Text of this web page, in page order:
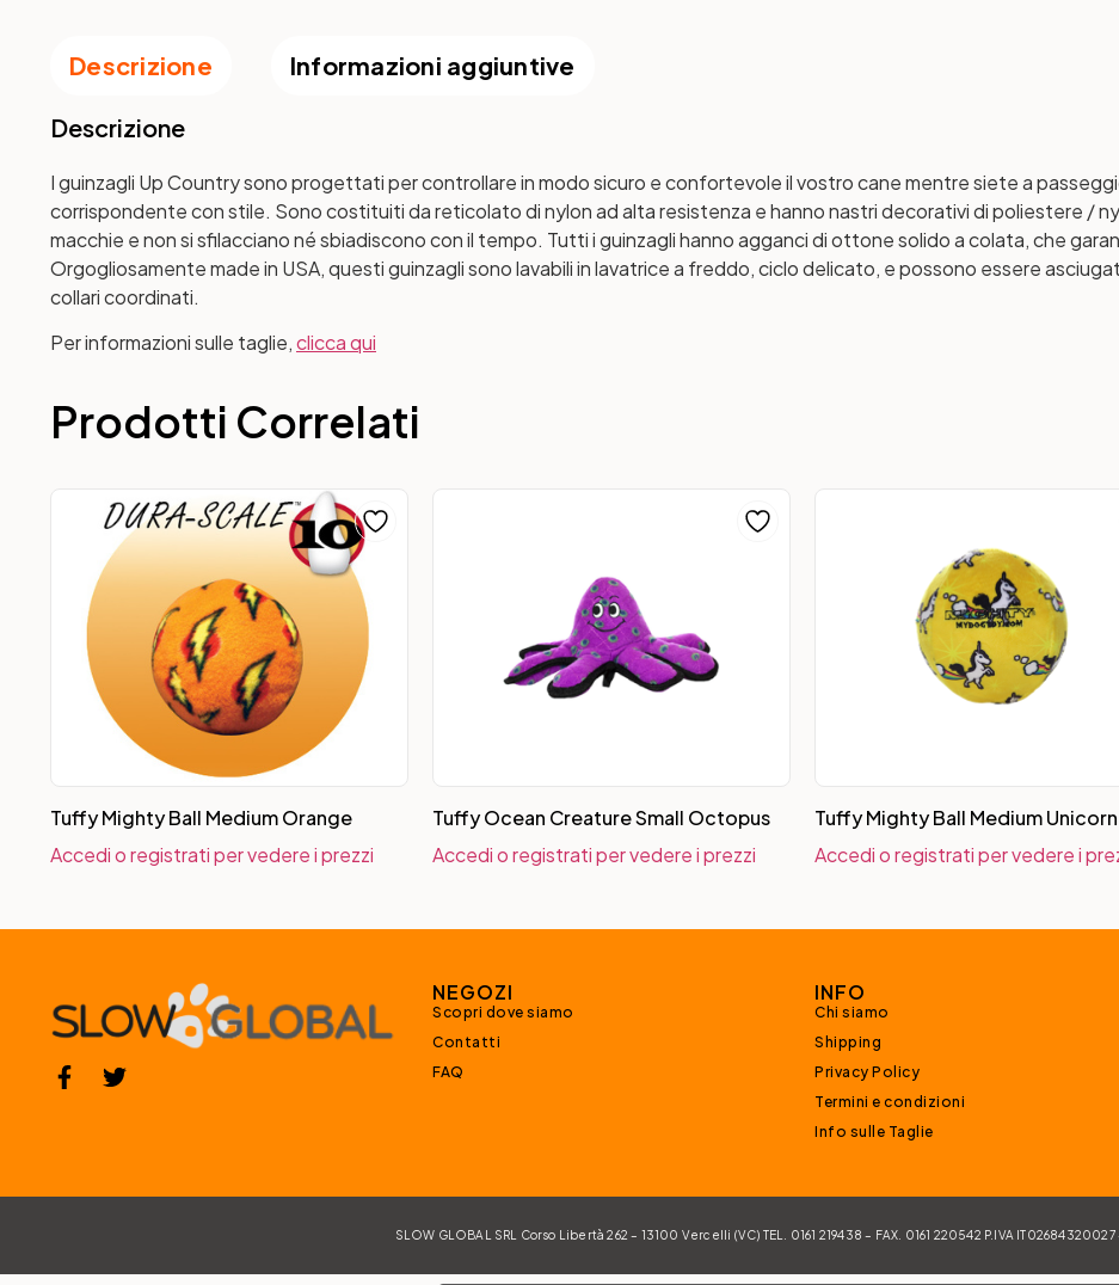
Descrizione Informazioni aggiuntive
Descrizione
I guinzagli Up Country sono progettati per controllare in modo sicuro e confortevole il vostro cane mentre siete a
corrispondente con stile. Sono costituiti da reticolato di nylon ad alta resistenza e hanno nastri decorativi di poliestere /
macchie e non si sfilacciano né sbiadiscono con il tempo. Tutti i guinzagli hanno agganci di ottone solido a colata, che
Orgogliosamente made ​​in USA, questi guinzagli sono lavabili in lavatrice a freddo, ciclo delicato, e possono essere
collari coordinati.
Per informazioni sulle taglie,clicca qui
Prodotti Correlati
Tuffy Mighty Ball Medium Orange
Accedi o registrati per vedere i prezzi
Tuffy Ocean Creature Small Octopus
Accedi o registrati per vedere i prezzi
Tuffy Mighty Ball Medium Unicorn
Accedi o registrati per vedere i
NEGOZI
Scopri dove siamo
Contatti
FAQ
INFO
Chi siamo
Shipping
Privacy Policy
Termini e condizioni
Info sulle Taglie
SLOW GLOBAL SRL Corso Libertà 262 – 13100 Vercelli (VC) TEL. 0161 219438 – FAX. 0161 220542 P.IVA IT02684320027